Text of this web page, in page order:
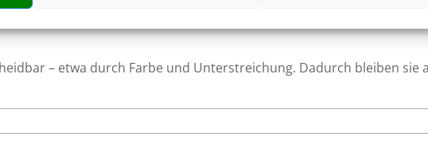
– etwa durch Farbe und Unterstreichung. Dadurch bleiben sie